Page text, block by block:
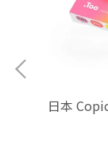
日本